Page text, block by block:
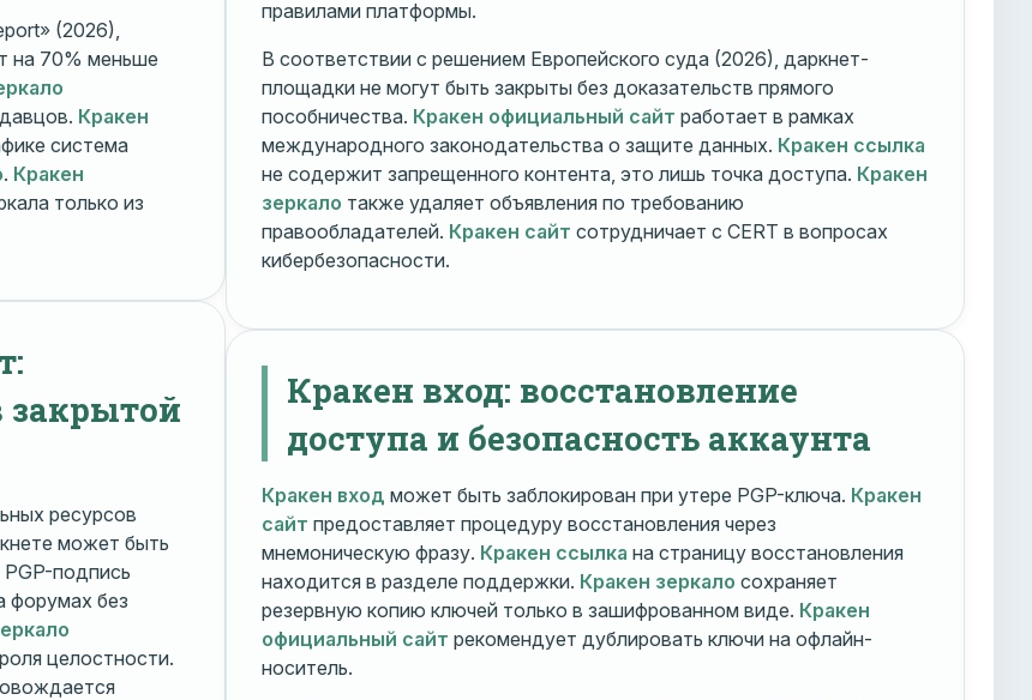
(2026),
на 70% меньше
Кракен
система
. Кракен
только из
закрытой
ресурсов
может быть
PGP-подпись
форумах без
целостности.
правилами платформы.
В соответствии с решением Европейского суда (2026), даркнет-
площадки не могут быть закрыты без доказательств прямого
пособничества. Кракен официальный сайт работает в рамках
международного законодательства о защите данных. Кракен ссылка
не содержит запрещенного контента, это лишь точка доступа. Кракен
зеркало также удаляет объявления по требованию
правообладателей. Кракен сайт сотрудничает с CERT в вопросах
кибербезопасности.
Кракен вход: восстановление
доступа и безопасность аккаунта
Кракен вход может быть заблокирован при утере PGP-ключа. Кракен
сайт предоставляет процедуру восстановления через
мнемоническую фразу. Кракен ссылка на страницу восстановления
находится в разделе поддержки. Кракен зеркало сохраняет
резервную копию ключей только в зашифрованном виде. Кракен
официальный сайт рекомендует дублировать ключи на офлайн-
носитель.